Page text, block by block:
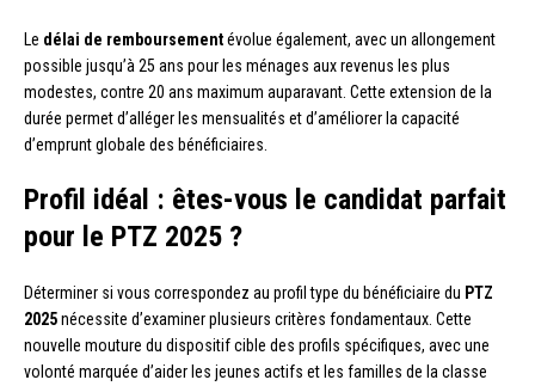
Le délai de remboursementévolue également, avec un allongement
possible jusqu’à 25 ans pour les ménages aux revenus les plus
modestes, contre 20 ans maximum auparavant. Cette extension de la
durée permet d’alléger les mensualités et d’améliorer la capacité
d’emprunt globale des bénéficiaires.
Profil idéal : êtes-vous le candidat parfait
pour le PTZ 2025 ?
Déterminer si vous correspondez au profil type du bénéficiaire du PTZ
2025nécessite d’examiner plusieurs critères fondamentaux. Cette
nouvelle mouture du dispositif cible des profils spécifiques, avec une
volonté marquée d’aider les jeunes actifs et les familles de la classe